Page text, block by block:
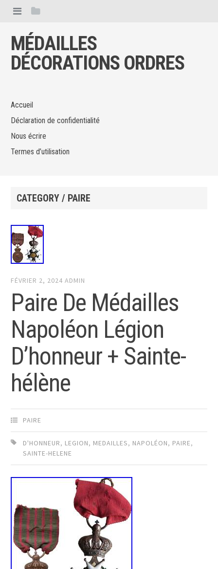
MÉDAILLES
DÉCORATIONS ORDRES
Accueil
Déclaration de confidentialité
Nous écrire
Termes d’utilisation
CATEGORY / PAIRE
FÉVRIER 2, 2024 ADMIN
Paire De Médailles
Napoléon Légion
D’honneur + Sainte-
hélène
PAIRE
D'HONNEUR, LEGION, MEDAILLES, NAPOLÉON, PAIRE,
SAINTE-HELENE